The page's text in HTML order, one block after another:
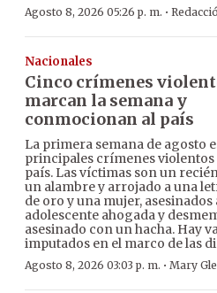
Agosto 8, 2026 05:26 p. m. ·
Nacionales
Cinco crímenes
marcan la semana y
conmocionan al país
La primera semana de agosto
principales crímenes
país. Las víctimas son un
un alambre y arrojado a una
de oro y una mujer, asesinados
adolescente ahogada y
asesinado con un hacha. Hay
imputados en el marco de las
Agosto 8, 2026 03:03 p. m. · Mary